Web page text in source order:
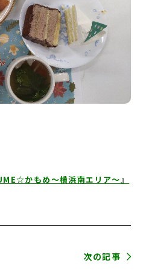
かもめ～横浜南エリア～』
次の記事